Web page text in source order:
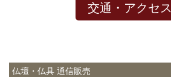
交通・アクセス
仏壇・仏具 通信販売